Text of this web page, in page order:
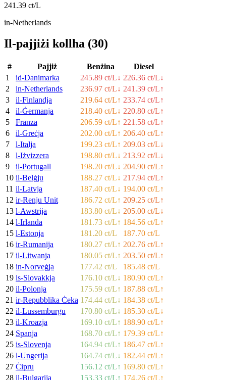
241.39 ct/L
in-Netherlands
Il-pajjiżi kollha (30)
# Pajjiż Benżina
Diesel
1
id-Danimarka 245.89 ct/L↓ 226.36 ct/L↓
2
in-Netherlands 236.97 ct/L↓ 241.39 ct/L↑
3
il-Finlandja 219.64 ct/L↑ 233.74 ct/L↑
4
il-Ġermanja 218.40 ct/L↓ 220.80 ct/L↑
5
Franza 206.59 ct/L↑ 221.58 ct/L↑
6
il-Greċja 202.00 ct/L↑ 206.40 ct/L↑
7
l-Italja 199.23 ct/L↑ 209.03 ct/L↓
8
l-Iżvizzera 198.80 ct/L↓ 213.92 ct/L↓
9
il-Portugall 198.20 ct/L↓ 204.90 ct/L↑
10 il-Belġju 188.27 ct/L↓ 217.94 ct/L↑
11 il-Latvja 187.40 ct/L↓ 194.00 ct/L↑
12 ir-Renju Unit 186.72 ct/L↑ 209.25 ct/L↑
13 l-Awstrija 183.80 ct/L↓ 205.00 ct/L↓
14 l-Irlanda 181.73 ct/L↑ 184.56 ct/L↑
15 l-Estonja 181.20 ct/L
187.70 ct/L
16 ir-Rumanija 180.27 ct/L↑ 202.76 ct/L↑
17 il-Litwanja 180.05 ct/L↑ 203.50 ct/L↑
18 in-Norveġja 177.42 ct/L
185.48 ct/L
19 is-Slovakkja 176.10 ct/L↓ 180.90 ct/L↑
20 il-Polonja 175.59 ct/L↑ 187.88 ct/L↑
21 ir-Repubblika Ċeka 174.44 ct/L↓ 184.38 ct/L↑
22 il-Lussemburgu 170.80 ct/L↓ 185.30 ct/L↓
23 il-Kroazja 169.10 ct/L↑ 188.90 ct/L↑
24 Spanja 168.70 ct/L↑ 179.39 ct/L↑
25 is-Slovenja 164.94 ct/L↑ 186.47 ct/L↑
26 l-Ungerija 164.74 ct/L↓ 182.44 ct/L↑
27 Ċipru 156.12 ct/L↑ 169.80 ct/L↑
28 il-Bulgarija 153.33 ct/L↑ 174.26 ct/L↑